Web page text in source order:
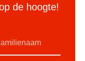
de hoogte!